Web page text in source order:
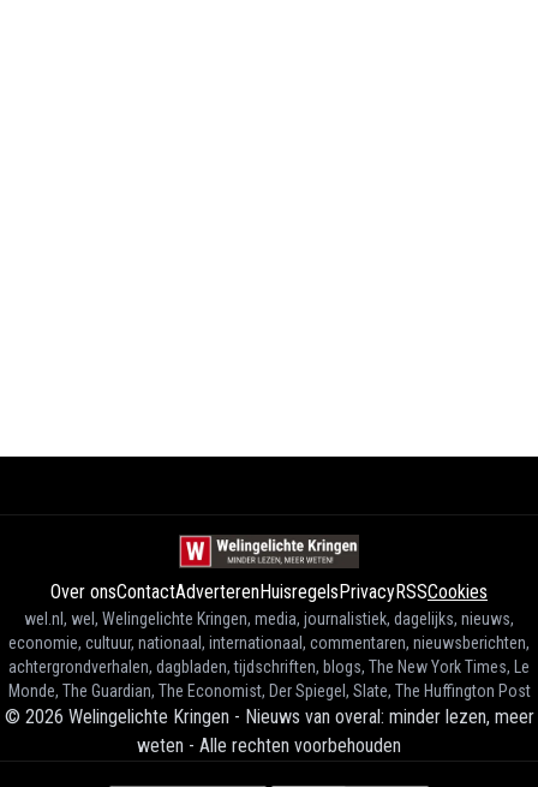
Over onsContactAdverterenHuisregelsPrivacyRSSCookies
wel.nl, wel, Welingelichte Kringen, media, journalistiek, dagelijks, nieuws,
economie, cultuur, nationaal, internationaal, commentaren, nieuwsberichten,
achtergrondverhalen, dagbladen, tijdschriften, blogs, The New York Times, Le
Monde, The Guardian, The Economist, Der Spiegel, Slate, The Huffington Post
© 2026 Welingelichte Kringen - Nieuws van overal: minder lezen, meer
weten - Alle rechten voorbehouden